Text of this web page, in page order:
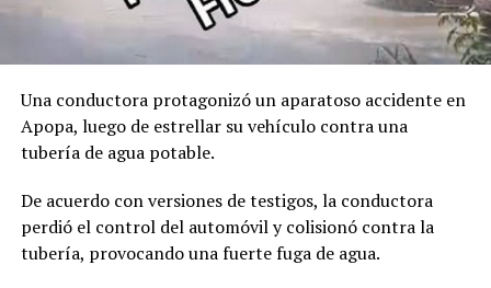
Una conductora protagonizó un aparatoso accidente en
Apopa, luego de estrellar su vehículo contra una
tubería de agua potable.
De acuerdo con versiones de testigos, la conductora
perdió el control del automóvil y colisionó contra la
tubería, provocando una fuerte fuga de agua.